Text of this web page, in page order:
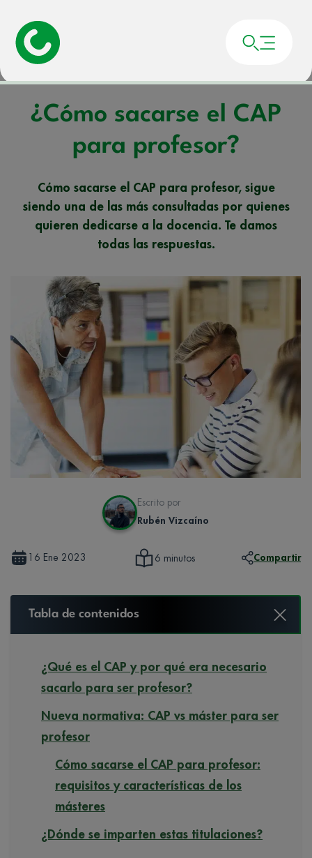
Portada»
¿Cómo sacarse el CAP
para profesor?
Cómo sacarse el CAP para profesor, sigue
siendo una de las más consultadas por quienes
quieren dedicarse a la docencia. Te damos
todas las respuestas.
Escrito por
Rubén Vizcaíno
16 Ene 2023 6 minutos Compartir
Tabla de contenidos
¿Qué es el CAP y por qué era necesario
sacarlo para ser profesor?
Nueva normativa: CAP vs máster para ser
profesor
Cómo sacarse el CAP para profesor:
requisitos y características de los
másteres
¿Dónde se imparten estas titulaciones?